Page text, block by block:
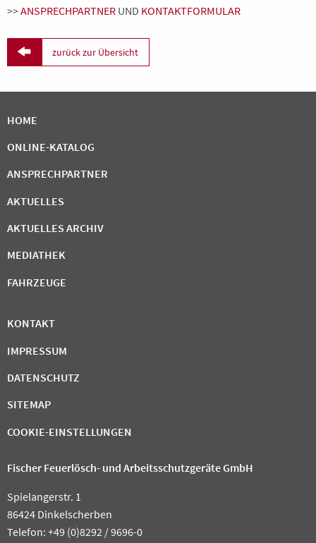
>>ANSPRECHPARTNER UND KONTAKTFORMULAR
 zurück zur Übersicht
HOME
ONLINE-KATALOG
ANSPRECHPARTNER
AKTUELLES
AKTUELLES ARCHIV
MEDIATHEK
FAHRZEUGE
KONTAKT
IMPRESSUM
DATENSCHUTZ
SITEMAP
COOKIE-EINSTELLUNGEN
Fischer Feuerlösch- und Arbeitsschutzgeräte GmbH
Spielangerstr. 1
86424 Dinkelscherben
Telefon: +49 (0)8292 / 9696-0